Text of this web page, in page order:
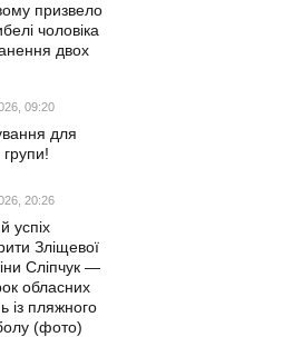
призвело
чоловіка
двох
09:20
для
20:26
успіх
Зліщевої
Сліпчук —
обласних
із пляжного
(фото)